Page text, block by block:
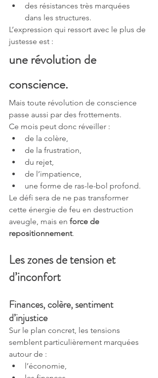
des résistances très marquées
dans les structures.
L’expression qui ressort avec le plus de
justesse est :
une révolution de
conscience.
Mais toute révolution de conscience
passe aussi par des frottements.
Ce mois peut donc réveiller :
de la colère,
de la frustration,
du rejet,
de l’impatience,
une forme de ras-le-bol profond.
Le défi sera de ne pas transformer
cette énergie de feu en destruction
aveugle, mais en force de
repositionnement.
Les zones de tension et
d’inconfort
Finances, colère, sentiment
d’injustice
Sur le plan concret, les tensions
semblent particulièrement marquées
autour de :
l’économie,